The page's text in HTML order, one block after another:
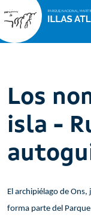
Los
isla -
El archipiélago de
forma parte del